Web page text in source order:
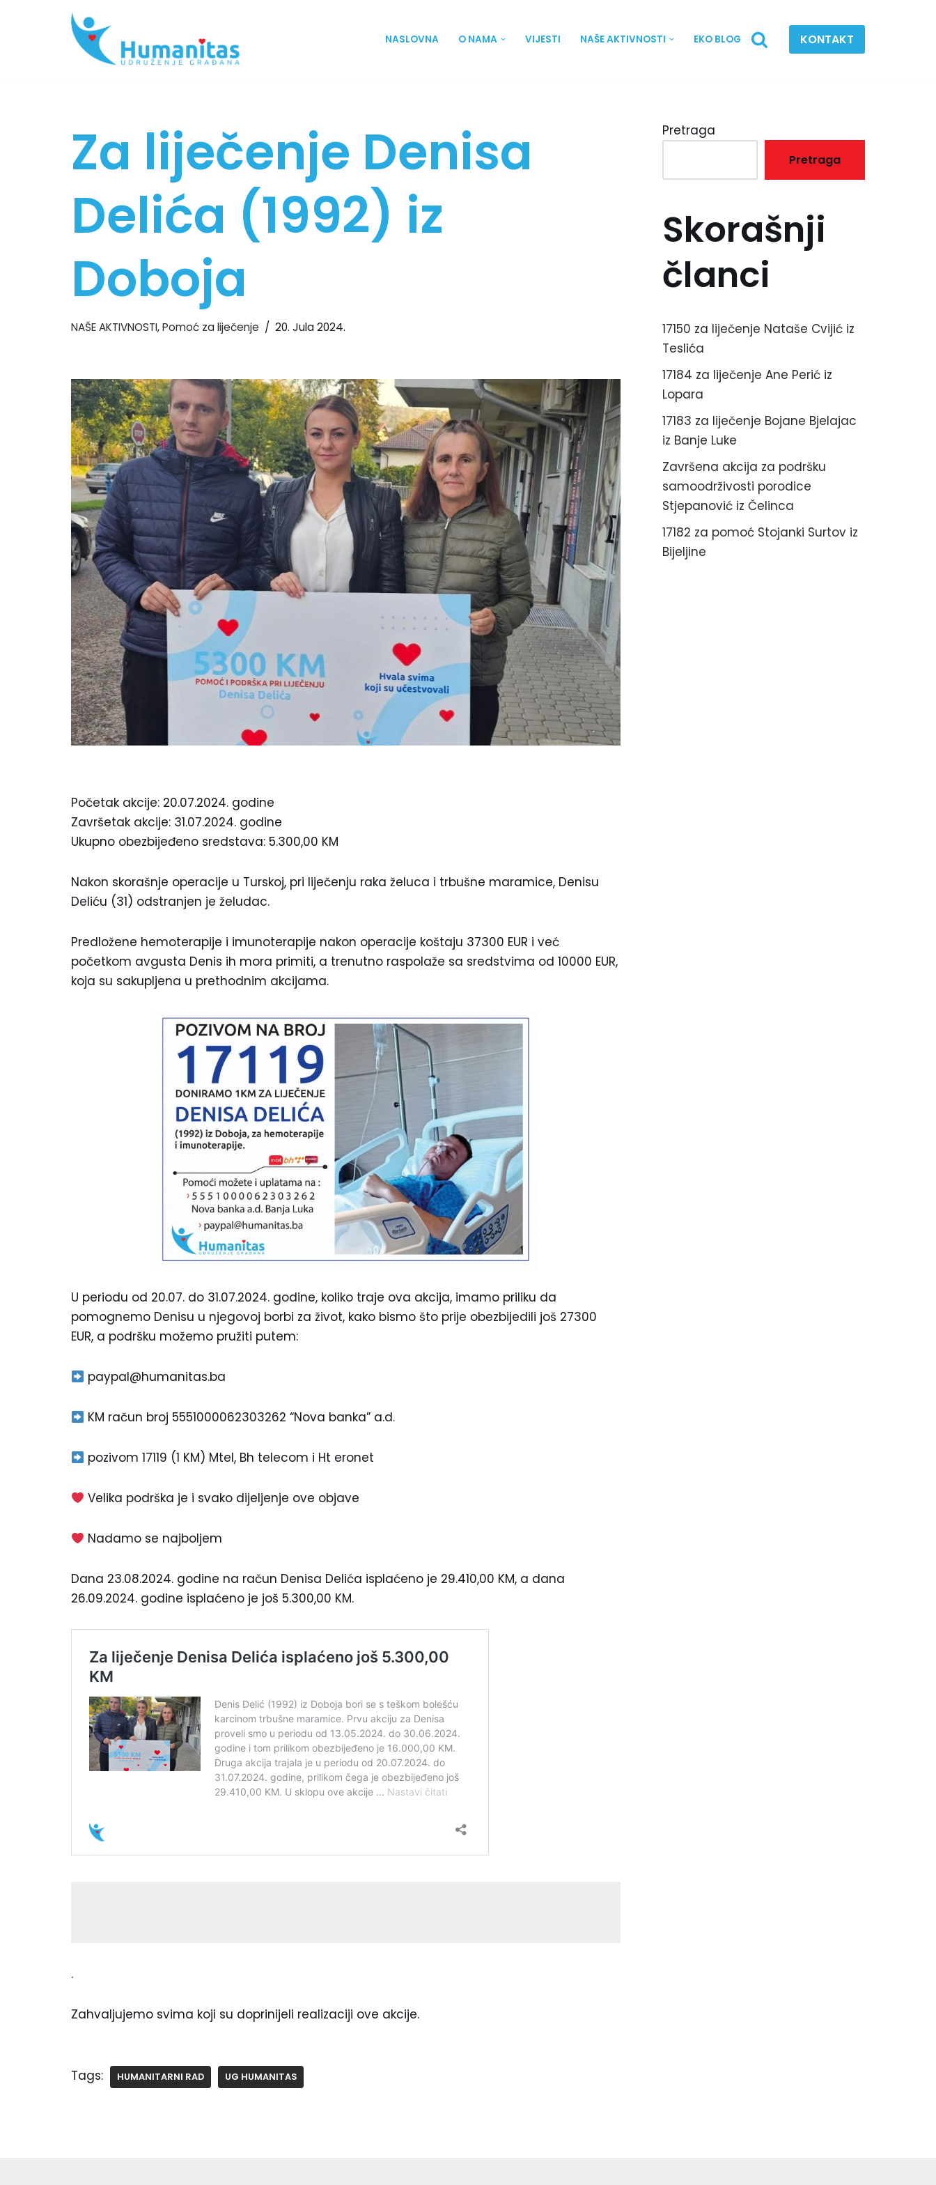
NASLOVNA O NAMA VIJESTI NAŠE AKTIVNOSTI EKO BLOG KONTAKT
Za liječenje Denisa
Delića (1992) iz
Doboja
NAŠE AKTIVNOSTI,Pomoć za liječenje 20. Jula 2024.
Početak akcije: 20.07.2024. godine
Završetak akcije: 31.07.2024. godine
Ukupno obezbijeđeno sredstava: 5.300,00 KM
Nakon skorašnje operacije u Turskoj, pri liječenju raka želuca i trbušne maramice, Denisu
Deliću (31) odstranjen je želudac.
Predložene hemoterapije i imunoterapije nakon operacije koštaju 37300 EUR i već
početkom avgusta Denis ih mora primiti, a trenutno raspolaže sa sredstvima od 10000 EUR,
koja su sakupljena u prethodnim akcijama.
U periodu od 20.07. do 31.07.2024. godine, koliko traje ova akcija, imamo priliku da
pomognemo Denisu u njegovoj borbi za život, kako bismo što prije obezbijedili još 27300
EUR, a podršku možemo pružiti putem:
paypal@humanitas.ba
KM račun broj 5551000062303262 “Nova banka” a.d.
pozivom 17119 (1 KM) Mtel, Bh telecom i Ht eronet
Velika podrška je i svako dijeljenje ove objave
Nadamo se najboljem
Dana 23.08.2024. godine na račun Denisa Delića isplaćeno je 29.410,00 KM, a dana
26.09.2024. godine isplaćeno je još 5.300,00 KM.
.
Zahvaljujemo svima koji su doprinijeli realizaciji ove akcije.
Tags: HUMANITARNI RAD UG HUMANITAS
Pretraga
Pretraga
Skorašnji
članci
17150 za liječenje Nataše Cvijić iz
Teslića
17184 za liječenje Ane Perić iz
Lopara
17183 za liječenje Bojane Bjelajac
iz Banje Luke
Završena akcija za podršku
samoodrživosti porodice
Stjepanović iz Čelinca
17182 za pomoć Stojanki Surtov iz
Bijeljine